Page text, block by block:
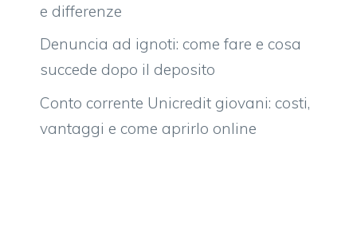
e differenze
Denuncia ad ignoti: come fare e cosa
succede dopo il deposito
Conto corrente Unicredit giovani: costi,
vantaggi e come aprirlo online